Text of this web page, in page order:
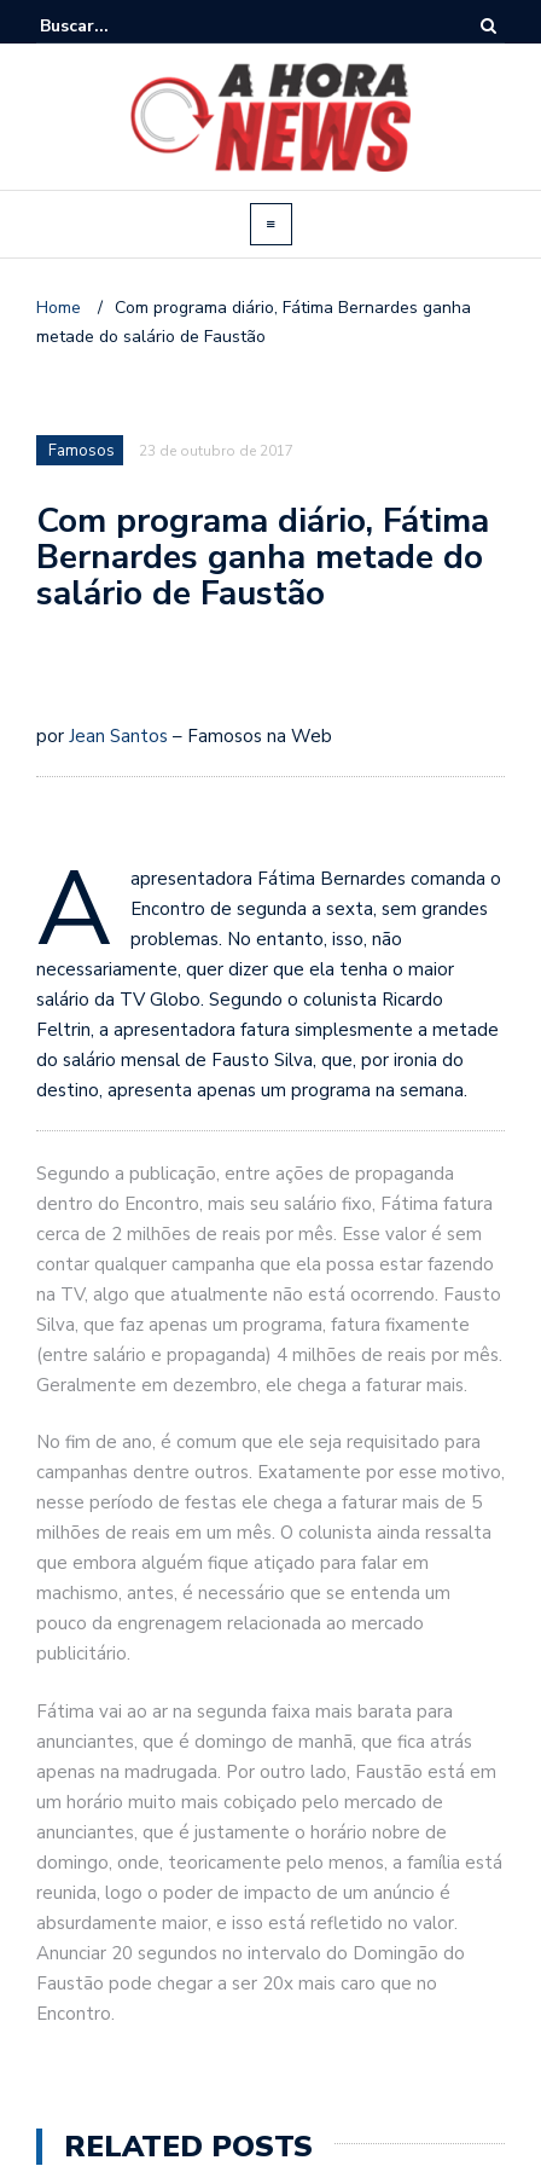
Home / Com programa diário, Fátima Bernardes ganha
metade do salário de Faustão
Famosos 23 de outubro de 2017
Com programa diário, Fátima
Bernardes ganha metade do
salário de Faustão
por Jean Santos – Famosos na Web
A
apresentadora Fátima Bernardes comanda o
Encontro de segunda a sexta, sem grandes
problemas. No entanto, isso, não
necessariamente, quer dizer que ela tenha o maior
salário da TV Globo. Segundo o colunista Ricardo
Feltrin, a apresentadora fatura simplesmente a metade
do salário mensal de Fausto Silva, que, por ironia do
destino, apresenta apenas um programa na semana.
Segundo a publicação, entre ações de propaganda
dentro do Encontro, mais seu salário fixo, Fátima fatura
cerca de 2 milhões de reais por mês. Esse valor é sem
contar qualquer campanha que ela possa estar fazendo
na TV, algo que atualmente não está ocorrendo. Fausto
Silva, que faz apenas um programa, fatura fixamente
(entre salário e propaganda) 4 milhões de reais por mês.
Geralmente em dezembro, ele chega a faturar mais.
No fim de ano, é comum que ele seja requisitado para
campanhas dentre outros. Exatamente por esse motivo,
nesse período de festas ele chega a faturar mais de 5
milhões de reais em um mês. O colunista ainda ressalta
que embora alguém fique atiçado para falar em
machismo, antes, é necessário que se entenda um
pouco da engrenagem relacionada ao mercado
publicitário.
Fátima vai ao ar na segunda faixa mais barata para
anunciantes, que é domingo de manhã, que fica atrás
apenas na madrugada. Por outro lado, Faustão está em
um horário muito mais cobiçado pelo mercado de
anunciantes, que é justamente o horário nobre de
domingo, onde, teoricamente pelo menos, a família está
reunida, logo o poder de impacto de um anúncio é
absurdamente maior, e isso está refletido no valor.
Anunciar 20 segundos no intervalo do Domingão do
Faustão pode chegar a ser 20x mais caro que no
Encontro.
RELATED POSTS